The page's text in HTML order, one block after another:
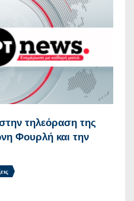
τηλεόραση της
Φουρλή και την